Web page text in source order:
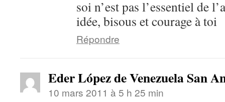
soi n’est pas l’essentiel de
idée, bisous et courage à toi
Répondre
Eder López de Venezuela San
10 mars 2011 à 5 h 25 min